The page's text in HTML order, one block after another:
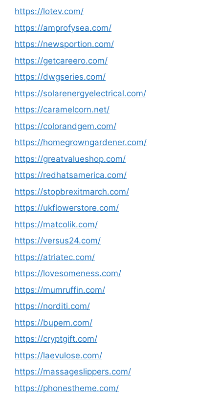
https://lotev.com/
https://amprofysea.com/
https://newsportion.com/
https://getcareero.com/
https://dwgseries.com/
https://solarenergyelectrical.com/
https://caramelcorn.net/
https://colorandgem.com/
https://homegrowngardener.com/
https://greatvalueshop.com/
https://redhatsamerica.com/
https://stopbrexitmarch.com/
https://ukflowerstore.com/
https://matcolik.com/
https://versus24.com/
https://atriatec.com/
https://lovesomeness.com/
https://mumruffin.com/
https://norditi.com/
https://bupem.com/
https://cryptgift.com/
https://laevulose.com/
https://massageslippers.com/
https://phonestheme.com/